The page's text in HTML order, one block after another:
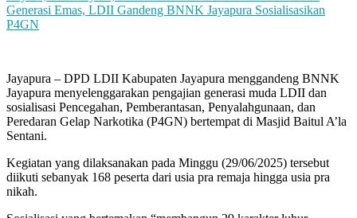
Generasi Emas, LDII Gandeng BNNK Jayapura Sosialisasikan
P4GN
Jayapura – DPD LDII Kabupaten Jayapura menggandeng BNNK
Jayapura menyelenggarakan pengajian generasi muda LDII dan
sosialisasi Pencegahan, Pemberantasan, Penyalahgunaan, dan
Peredaran Gelap Narkotika (P4GN) bertempat di Masjid Baitul A’la
Sentani.
Kegiatan yang dilaksanakan pada Minggu (29/06/2025) tersebut
diikuti sebanyak 168 peserta dari usia pra remaja hingga usia pra
nikah.